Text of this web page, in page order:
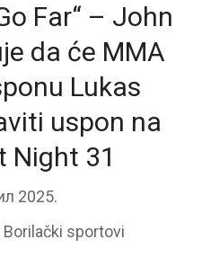
Far“ – John
da će MMA
Lukas
uspon na
Night 31
2025.
Borilački sportovi